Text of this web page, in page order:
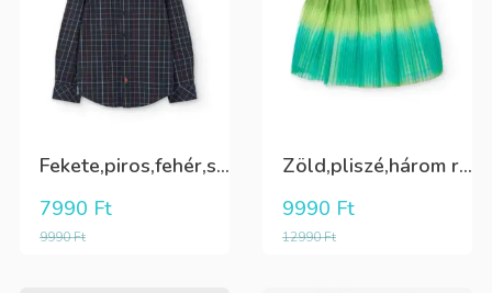
Fekete,piros,fehér,sárga kockás ing
9990Ft
7990 Ft
Zöld,pliszé,három rétegű(alatta csillogó tüll+kiwizöld vászon) szoknya
12990Ft
9990 Ft